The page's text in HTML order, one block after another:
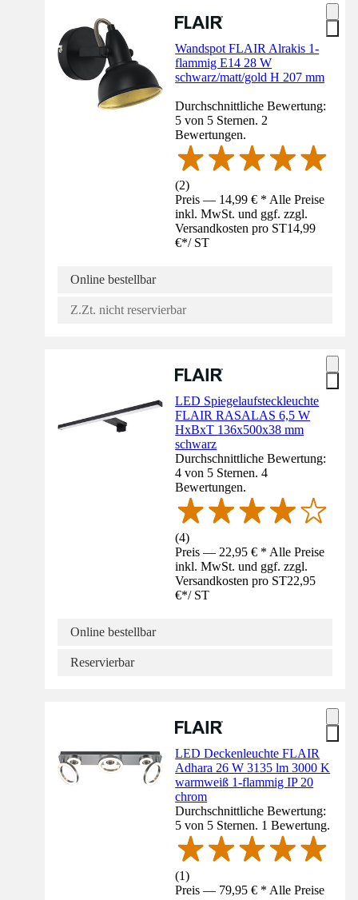
Wandspot FLAIR Alrakis 1-
flammig E14 28 W
schwarz/matt/gold H 207 mm
Durchschnittliche Bewertung:
5 von 5 Sternen. 2
Bewertungen.
(2)
Preis — 14,99 € * Alle Preise
inkl. MwSt. und ggf. zzgl.
Versandkosten pro ST14,99
€*/ ST
Online bestellbar
Z.Zt. nicht reservierbar
LED Spiegelaufsteckleuchte
FLAIR RASALAS 6,5 W
HxBxT 136x500x38 mm
schwarz
Durchschnittliche Bewertung:
4 von 5 Sternen. 4
Bewertungen.
(4)
Preis — 22,95 € * Alle Preise
inkl. MwSt. und ggf. zzgl.
Versandkosten pro ST22,95
€*/ ST
Online bestellbar
Reservierbar
LED Deckenleuchte FLAIR
Adhara 26 W 3135 lm 3000 K
warmweiß 1-flammig IP 20
chrom
Durchschnittliche Bewertung:
5 von 5 Sternen. 1 Bewertung.
(1)
Preis — 79,95 € * Alle Preise